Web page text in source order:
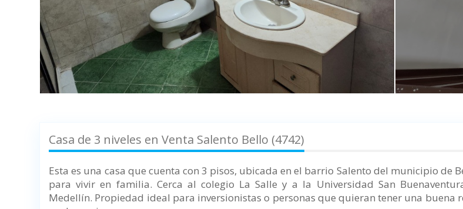
Casa de 3 niveles en Venta Salento Bello (4742)
Esta es una casa que cuenta con 3 pisos, ubicada en el barrio Salento del municipio
para vivir en familia. Cerca al colegio La Salle y a la Universidad San
Medellín. Propiedad ideal para inversionistas o personas que quieran tener una